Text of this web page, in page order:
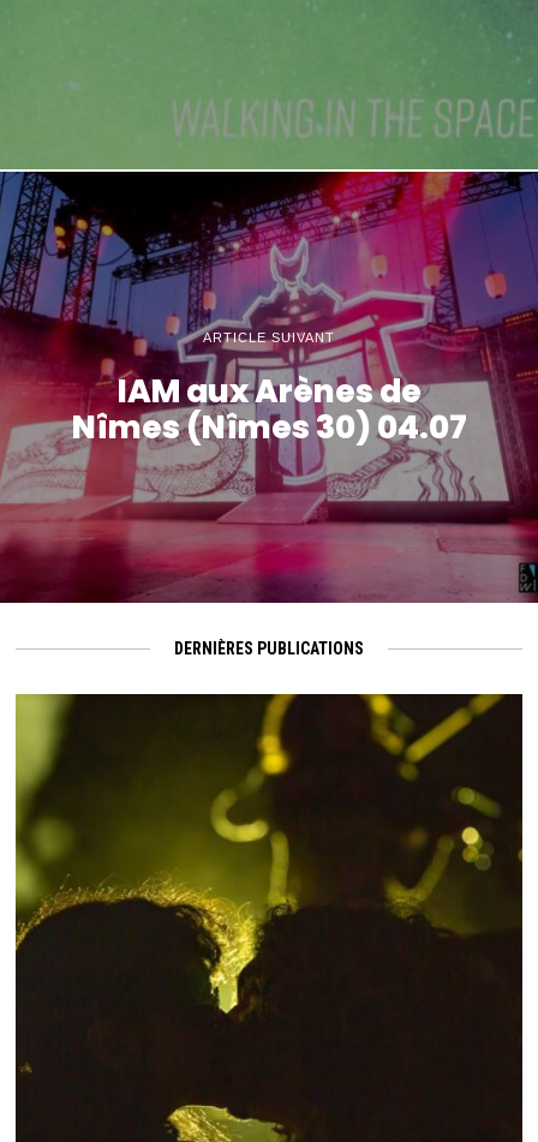
ARTICLE SUIVANT
IAM aux Arènes de
Nîmes (Nîmes 30) 04.07
DERNIÈRES PUBLICATIONS